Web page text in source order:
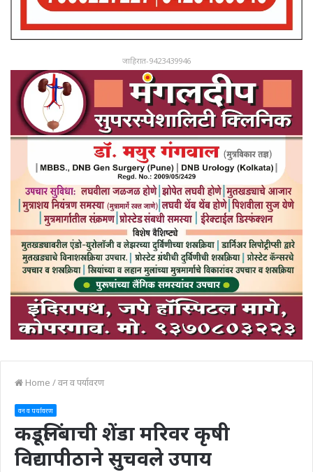
जाहिरात-9423439946
Home /वन व पर्यावरण
वन व पर्यावरण
कडूलिंबाची शेंडा मरिवर कृषी
विद्यापीठाने सुचवले उपाय